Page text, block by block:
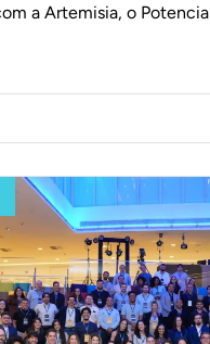
a Artemisia, o Potencia